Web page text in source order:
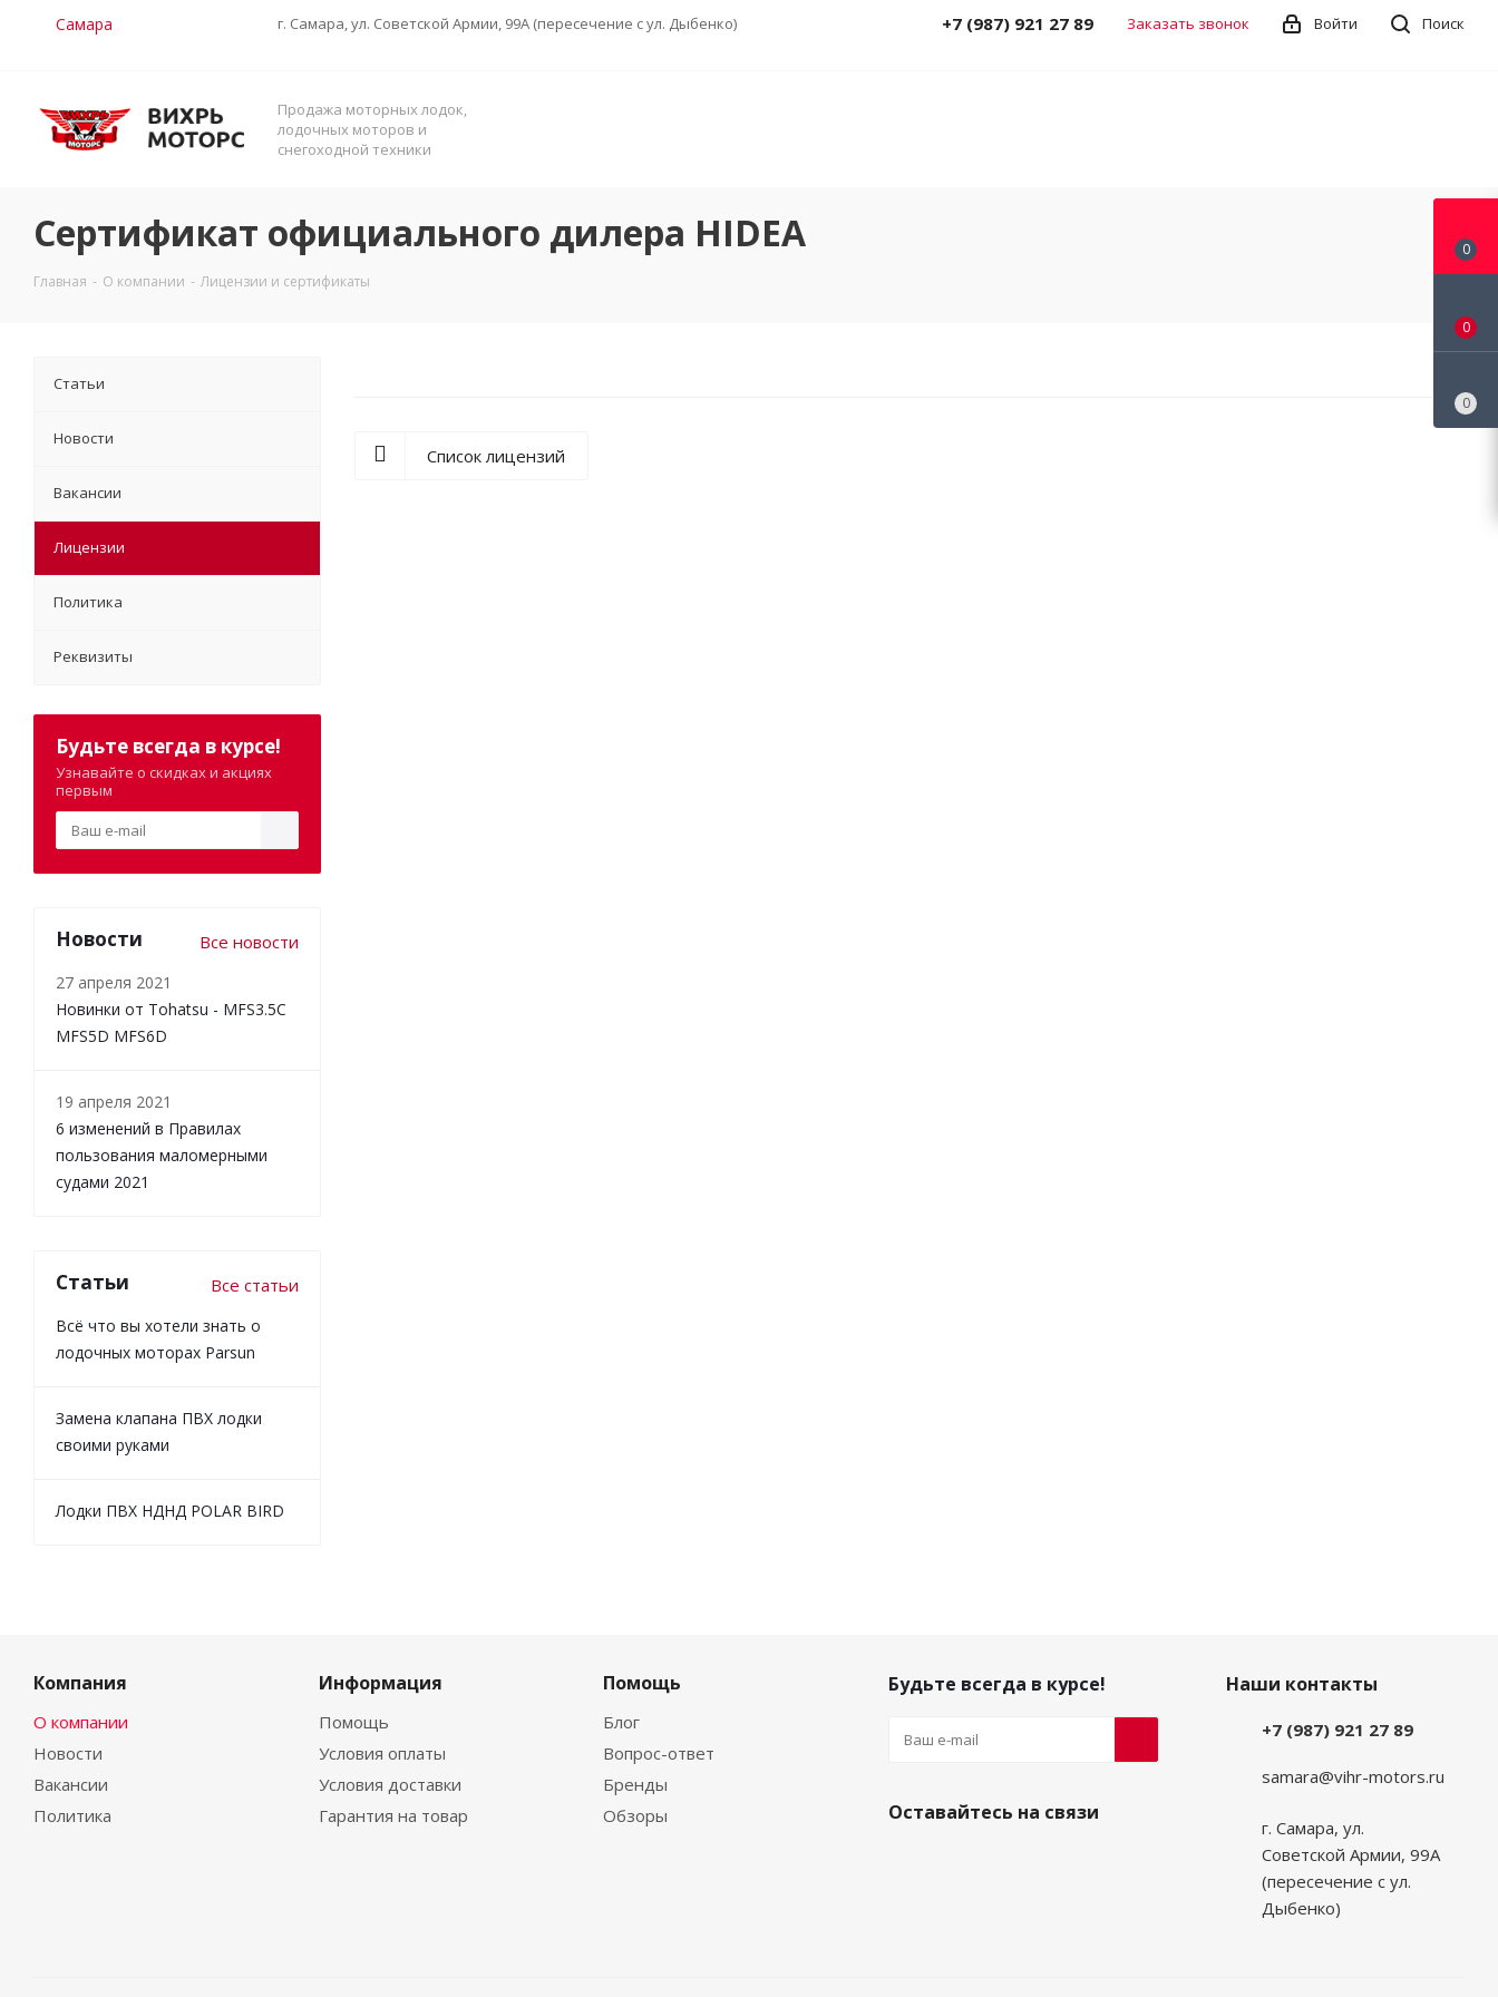
Самара г. Самара, ул. Советской Армии, 99А (пересечение с ул. Дыбенко) Поиск
Войти
+7 (987) 921 27 89 Заказать звонок
Продажа моторных лодок,
лодочных моторов и
снегоходной техники
Сертификат официального дилера HIDEA
Главная - О компании - Лицензии и сертификаты
Список лицензий
Статьи
Новости
Вакансии
Лицензии
Политика
Реквизиты
Будьте всегда в курсе!
Узнавайте о скидках и акциях
первым
Новости Все новости
27 апреля 2021
Новинки от Tohatsu - MFS3.5C
MFS5D MFS6D
19 апреля 2021
6 изменений в Правилах
пользования маломерными
судами 2021
Статьи Все статьи
Всё что вы хотели знать о
лодочных моторах Parsun
Замена клапана ПВХ лодки
своими руками
Лодки ПВХ НДНД POLAR BIRD
Компания
О компании
Новости
Вакансии
Политика
Информация
Помощь
Условия оплаты
Условия доставки
Гарантия на товар
Помощь
Блог
Вопрос-ответ
Бренды
Обзоры
Будьте всегда в курсе!
Оставайтесь на связи
Наши контакты
+7 (987) 921 27 89
samara@vihr-motors.ru
г. Самара, ул.
Советской Армии, 99А
(пересечение с ул.
Дыбенко)
0
0
0